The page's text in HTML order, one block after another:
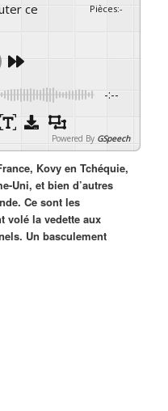
Pièces:-
-:--
Powered By GSpeech
Kovy en Tchéquie,
Uni, et bien d’autres
Ce sont les
volé la vedette aux
Un basculement